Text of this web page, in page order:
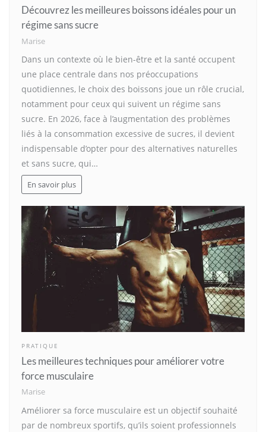
Découvrez les meilleures boissons idéales pour un
régime sans sucre
Marise
Dans un contexte où le bien-être et la santé occupent
une place centrale dans nos préoccupations
quotidiennes, le choix des boissons joue un rôle crucial,
notamment pour ceux qui suivent un régime sans
sucre. En 2026, face à l’augmentation des problèmes
liés à la consommation excessive de sucres, il devient
indispensable d’opter pour des alternatives naturelles
et sans sucre, qui…
En savoir plus
PRATIQUE
Les meilleures techniques pour améliorer votre
force musculaire
Marise
Améliorer sa force musculaire est un objectif souhaité
par de nombreux sportifs, qu’ils soient professionnels